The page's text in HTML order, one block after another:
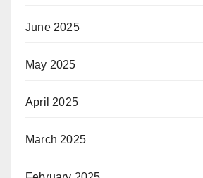
June 2025
May 2025
April 2025
March 2025